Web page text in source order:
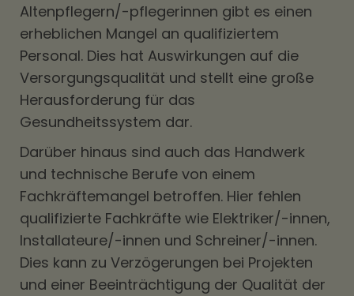
Altenpflegern/-pflegerinnen gibt es einen
erheblichen Mangel an qualifiziertem
Personal. Dies hat Auswirkungen auf die
Versorgungsqualität und stellt eine große
Herausforderung für das
Gesundheitssystem dar.
Darüber hinaus sind auch das Handwerk
und technische Berufe von einem
Fachkräftemangel betroffen. Hier fehlen
qualifizierte Fachkräfte wie Elektriker/-innen,
Installateure/-innen und Schreiner/-innen.
Dies kann zu Verzögerungen bei Projekten
und einer Beeinträchtigung der Qualität der